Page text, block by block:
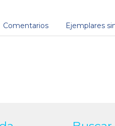
Comentarios Ejemplares